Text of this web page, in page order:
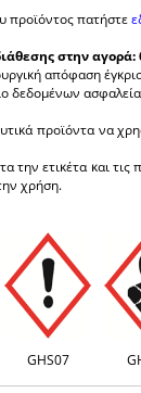
προϊόντος πατήστε
στην
απόφαση
δεδομένων
προϊόντα να
την ετικέτα και τις
χρήση.
GHS07